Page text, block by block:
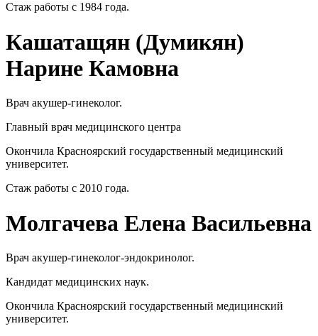
Стаж работы с 1984 года.
Кашатащян (Думикян)
Нарине Камовна
Врач акушер-гинеколог.
Главный врач медицинского центра
Окончила Красноярский государственный медицинский
университет.
Стаж работы с 2010 года.
Молгачева Елена Васильевна
Врач акушер-гинеколог-эндокринолог.
Кандидат медицинских наук.
Окончила Красноярский государственный медицинский
университет.